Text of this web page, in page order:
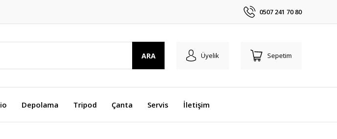
0507 241 70 80
ARA Üyelik Sepetim
Depolama Tripod Çanta Servis İletişim